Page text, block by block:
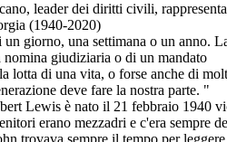
leader dei diritti civili,
(1940-2020)
giorno, una settimana o un anno.
nomina giudiziaria o di un mandato
lotta di una vita, o forse anche di
deve fare la nostra parte. "
Lewis è nato il 21 febbraio 1940
erano mezzadri e c'era sempre
trovava sempre il tempo per leggere